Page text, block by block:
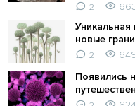
2
Уникальная
новые
2
Появились